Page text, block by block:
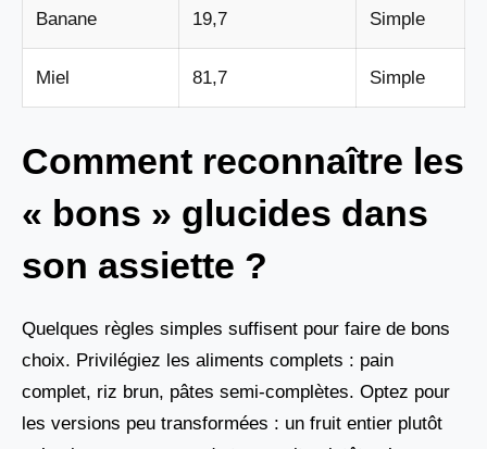
Banane 19,7 Simple
Miel 81,7 Simple
Comment reconnaître les
« bons » glucides dans
son assiette ?
Quelques règles simples suffisent pour faire de bons
choix. Privilégiez les aliments complets : pain
complet, riz brun, pâtes semi-complètes. Optez pour
les versions peu transformées : un fruit entier plutôt